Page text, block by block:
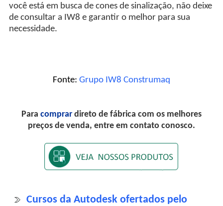
você está em busca de cones de sinalização, não deixe
de consultar a IW8 e garantir o melhor para sua
necessidade.
Fonte: Grupo IW8 Construmaq
Para comprar direto de fábrica com os melhores
preços de venda, entre em contato conosco.
Cursos da Autodesk ofertados pelo